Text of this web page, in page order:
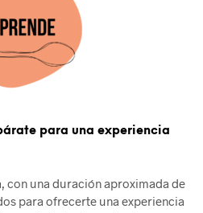
para una experiencia
con una duración aproximada de
para ofrecerte una experiencia